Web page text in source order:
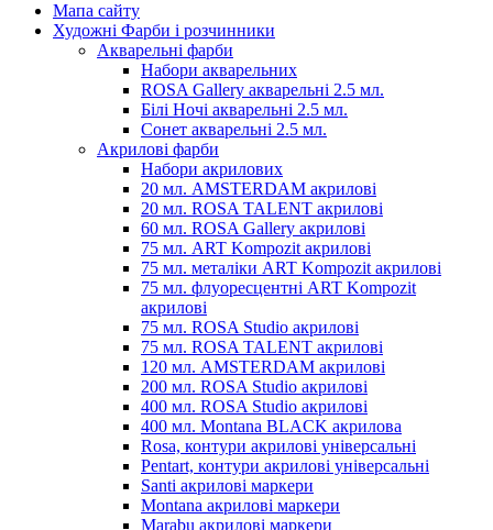
Мапа сайту
Художні Фарби і розчинники
Акварельні фарби
Набори акварельних
ROSA Gallery акварельні 2.5 мл.
Білі Ночі акварельні 2.5 мл.
Сонет акварельні 2.5 мл.
Акрилові фарби
Набори акрилових
20 мл. AMSTERDAM акрилові
20 мл. ROSA TALENT акрилові
60 мл. ROSA Gallery акрилові
75 мл. ART Kompozit акрилові
75 мл. металіки ART Kompozit акрилові
75 мл. флуоресцентні ART Kompozit
акрилові
75 мл. ROSA Studio акрилові
75 мл. ROSA TALENT акрилові
120 мл. AMSTERDAM акрилові
200 мл. ROSA Studio акрилові
400 мл. ROSA Studio акрилові
400 мл. Montana BLACK акрилова
Rosa, контури акрилові універсальні
Pentart, контури акрилові універсальні
Santi акрилові маркери
Montana акрилові маркери
Marabu акрилові маркери